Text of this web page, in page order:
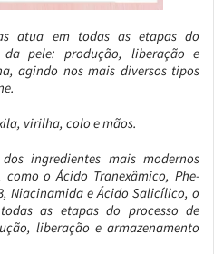
atua em todas as etapas do
da pele: produção, liberação e
agindo nos mais diversos tipos
virilha, colo e mãos.
ingredientes mais modernos
o Ácido Tranexâmico, Phe-
Niacinamida e Ácido Salicílico, o
as etapas do processo de
liberação e armazenamento